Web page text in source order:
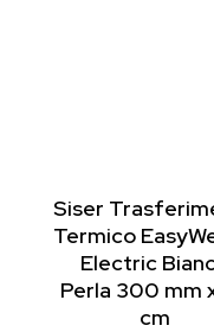
Siser
Termico
Electric
Perla 300 mm
cm